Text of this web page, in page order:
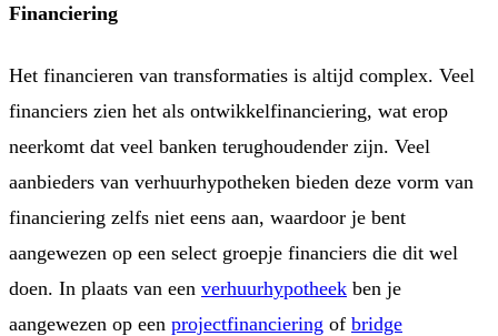
Financiering
Het financieren van transformaties is altijd complex. Veel
financiers zien het als ontwikkelfinanciering, wat erop
neerkomt dat veel banken terughoudender zijn. Veel
aanbieders van verhuurhypotheken bieden deze vorm van
financiering zelfs niet eens aan, waardoor je bent
aangewezen op een select groepje financiers die dit wel
doen. In plaats van een verhuurhypotheek ben je
aangewezen op een projectfinanciering of bridge